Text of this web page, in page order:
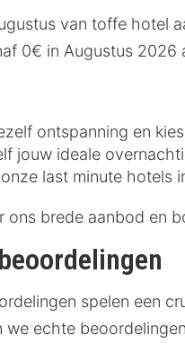
van toffe hotel
0€ in Augustus 2026
ontspanning en
jouw ideale
last minute hotels
ons brede aanbod en
spelen een
we echte